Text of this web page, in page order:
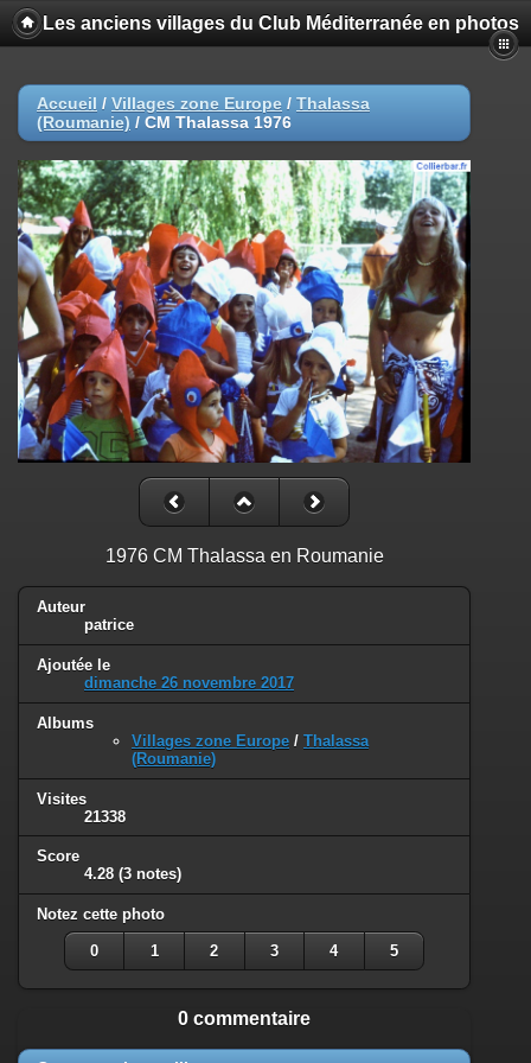
Les anciens villages du Club Méditerranée en photos
Accueil / Villages zone Europe / Thalassa
(Roumanie) / CM Thalassa 1976
1976 CM Thalassa en Roumanie
Auteur
patrice
Ajoutée le
dimanche 26 novembre 2017
Albums
Villages zone Europe / Thalassa
(Roumanie)
Visites
21338
Score
4.28 (3 notes)
Notez cette photo
0 1 2 3 4 5
0 commentaire